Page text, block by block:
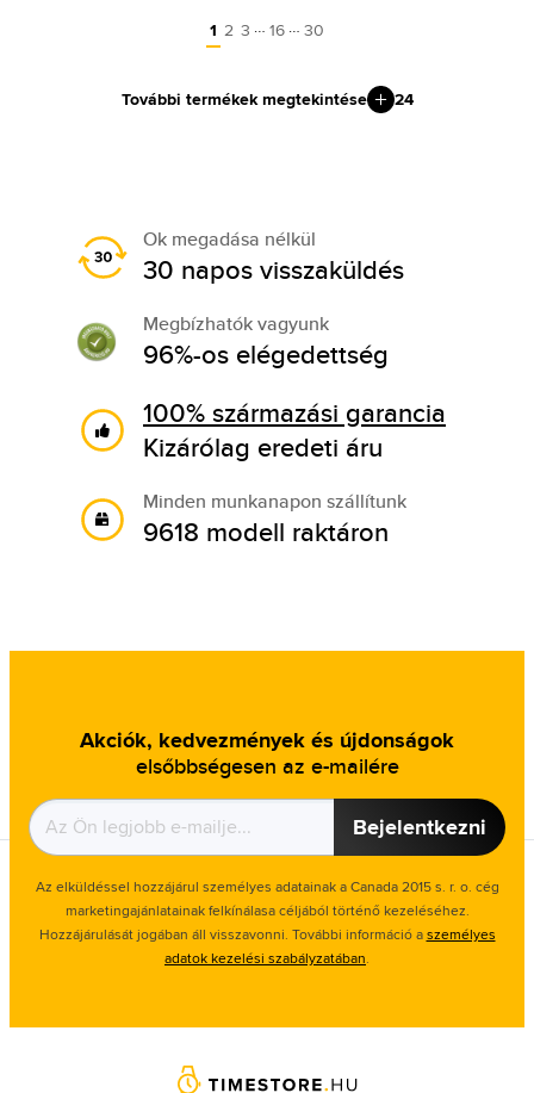
1 2 3 … 16 … 30
További termékek megtekintése 24
Ok megadása nélkül
30 napos visszaküldés
Megbízhatók vagyunk
96%-os elégedettség
100% származási garancia
Kizárólag eredeti áru
Minden munkanapon szállítunk
9618 modell raktáron
Akciók, kedvezmények és újdonságok
elsőbbségesen az e-mailére
Bejelentkezni
Az elküldéssel hozzájárul személyes adatainak a Canada 2015 s. r. o. cég
marketingajánlatainak felkínálasa céljából történő kezeléséhez.
Hozzájárulását jogában áll visszavonni. További információ aszemélyes
adatok kezelési szabályzatában.